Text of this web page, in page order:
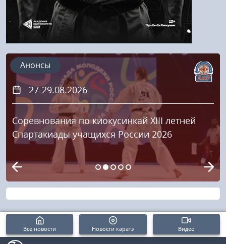
27-29.08.2026
Соревнования по киокусинкай XIII летней
Спартакиады учащихся России 2026
Анонсы
Все новости Новости каратэ Видео